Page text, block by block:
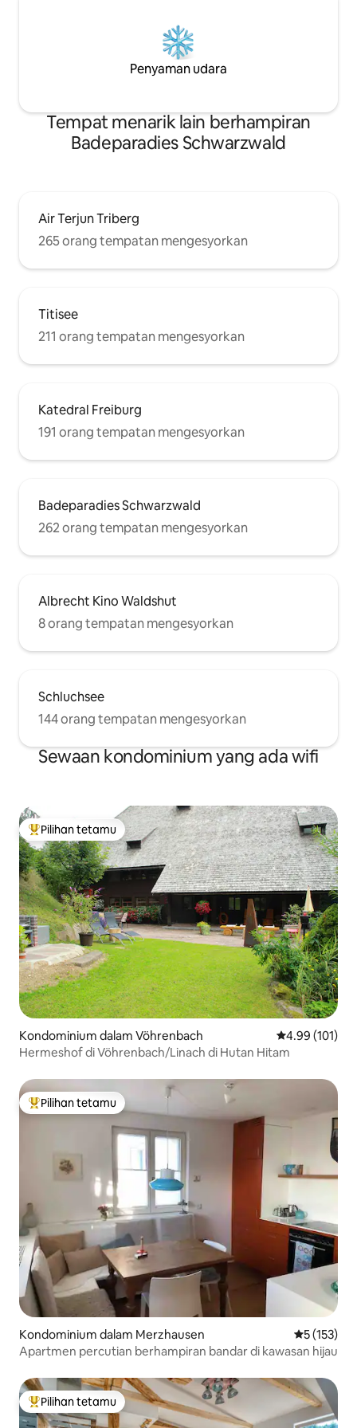
Penyaman udara
Tempat menarik lain berhampiran
Badeparadies Schwarzwald
Air Terjun Triberg
265 orang tempatan mengesyorkan
Titisee
211 orang tempatan mengesyorkan
Katedral Freiburg
191 orang tempatan mengesyorkan
Badeparadies Schwarzwald
262 orang tempatan mengesyorkan
Albrecht Kino Waldshut
8 orang tempatan mengesyorkan
Schluchsee
144 orang tempatan mengesyorkan
Sewaan kondominium yang ada wifi
Pilihan utama tetamu
Pilihan tetamu
Kondominium dalam Vöhrenbach Penarafan
4.99 (101)
Hermeshof di Vöhrenbach/Linach di Hutan Hitam
Pilihan utama tetamu
Pilihan tetamu
Kondominium dalam Merzhausen Penarafan
5 (153)
Apartmen percutian berhampiran bandar di kawasan hijau
Pilihan utama tetamu
Pilihan tetamu